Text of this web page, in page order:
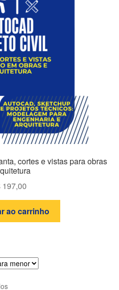
cortes e vistas para obras
197,00
ao carrinho
Classificado